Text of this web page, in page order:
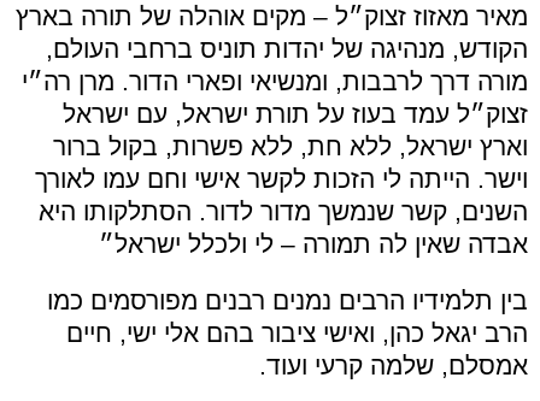
מאיר מאזוז זצוק״ל – מקים אוהלה של תורה בארץ
הקודש, מנהיגה של יהדות תוניס ברחבי העולם,
מורה דרך לרבבות, ומנשיאי ופארי הדור. מרן רה״י
זצוק״ל עמד בעוז על תורת ישראל, עם ישראל
וארץ ישראל, ללא חת, ללא פשרות, בקול ברור
וישר. הייתה לי הזכות לקשר אישי וחם עמו לאורך
השנים, קשר שנמשך מדור לדור. הסתלקותו היא
אבדה שאין לה תמורה – לי ולכלל ישראל״
בין תלמידיו הרבים נמנים רבנים מפורסמים כמו
הרב יגאל כהן, ואישי ציבור בהם אלי ישי, חיים
אמסלם, שלמה קרעי ועוד.